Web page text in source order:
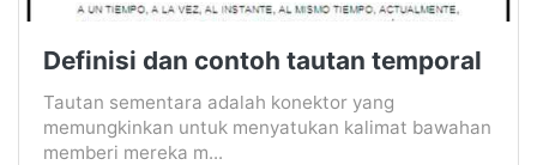
Definisi dan contoh tautan temporal
Tautan sementara adalah konektor yang
memungkinkan untuk menyatukan kalimat bawahan
memberi mereka m...